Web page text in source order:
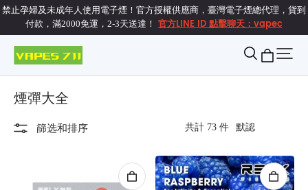
禁止孕婦及未成年人使用電子煙！官方授權供應商，臺灣電子煙總代理，貨到
付款，滿2000免運，2-3天送達！ 官方LINE ID 點擊聊天：vapec
煙彈大全
篩选和排序 共計 73 件